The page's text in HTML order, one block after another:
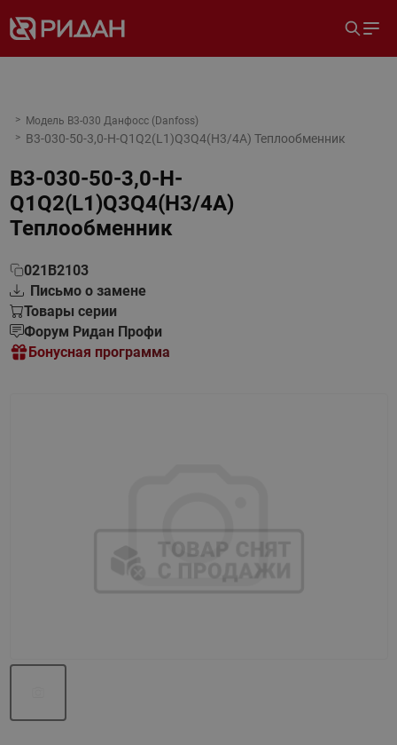
Модель B3-030 Данфосс (Danfoss)
B3-030-50-3,0-H-Q1Q2(L1)Q3Q4(H3/4A) Теплообменник
B3-030-50-3,0-H-
Q1Q2(L1)Q3Q4(H3/4A)
Теплообменник
021B2103
Письмо о замене
Товары серии
Форум Ридан Профи
Бонусная программа